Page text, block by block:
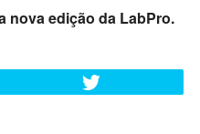
nova edição da LabPro.